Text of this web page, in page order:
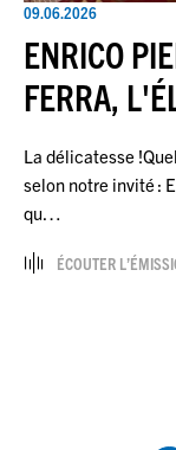
09.06.2026
ENRICO
FERRA,
La délicatesse
selon notre invité :
qu…
ÉCOUTER